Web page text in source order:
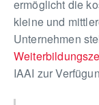
ermöglicht die
kleine und
Unternehmen
IAAI zur